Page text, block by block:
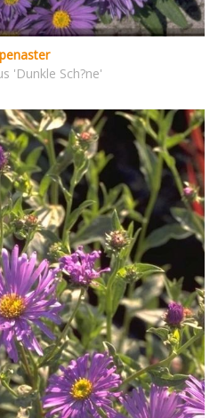
'Dunkle Sch?ne'